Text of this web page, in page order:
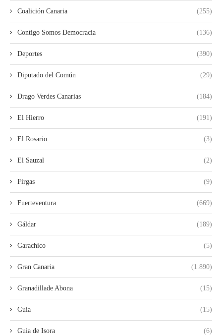
Coalición Canaria (255)
Contigo Somos Democracia (136)
Deportes (390)
Diputado del Común (29)
Drago Verdes Canarias (184)
El Hierro (191)
El Rosario (3)
El Sauzal (2)
Firgas (9)
Fuerteventura (669)
Gáldar (189)
Garachico (5)
Gran Canaria (1.890)
Granadillade Abona (15)
Guia (15)
Guia de Isora (6)